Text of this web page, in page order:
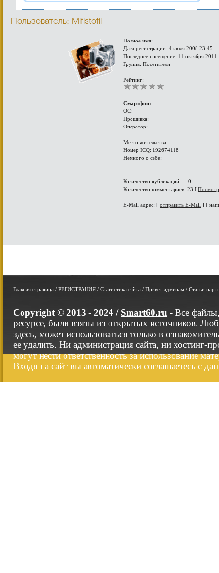
Пользователь: Mifistofil
Полное имя:
Дата регистрации: 4 июля 2008 23:45
Последнее посещение: 11 октября 2011
Группа: Посетители
Рейтинг:
Смартфон:
ОС:
Прошивка:
Оператор:
Место жительства:
Номер ICQ: 192674118
Немного о себе:
Количество публикаций: 0
Количество комментариев: 23 [
E-Mail адрес: [ отправить E-Mail ] [
Главная страница / РЕГИСТРАЦИЯ / Статистика сайта / Привет админам / Статьи
Copyright © 2013 - 2024 / Smart60.ru - Все
ресурсе, были взяты из открытых источников.
здесь, может использоваться только в
ее удалить. Ни администрация сайта, ни хостинг-
могут нести ответственность за использование
Входя на сайт вы автоматически соглашаетесь с